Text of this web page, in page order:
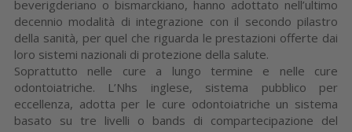
beverigderiano o bismarckiano, hanno adottato nell’ultimo
decennio modalità di integrazione con il secondo pilastro
della sanità, per quel che riguarda le prestazioni offerte dai
loro sistemi nazionali di protezione della salute.
Soprattutto nelle cure a lungo termine e nelle cure
odontoiatriche. L’Nhs inglese, sistema pubblico per
eccellenza, adotta per le cure odontoiatriche un sistema
basato su tre livelli o bands di compartecipazione del